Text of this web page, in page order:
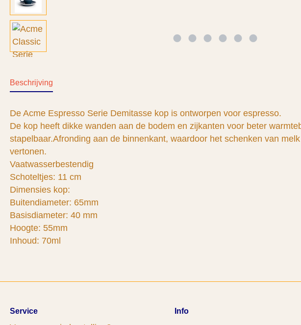
Beschrijving
De Acme Espresso Serie Demitasse kop is ontworpen voor espresso.
De kop heeft dikke wanden aan de bodem en zijkanten voor beter
stapelbaar.Afronding aan de binnenkant, waardoor het schenken van
vertonen.
Vaatwasserbestendig
Schoteltjes: 11 cm
Dimensies kop:
Buitendiameter: 65mm
Basisdiameter: 40 mm
Hoogte: 55mm
Inhoud: 70ml
Service Info